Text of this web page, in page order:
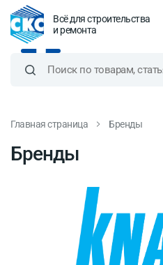
Всё для строительства
и ремонта
Главная страница Бренды
Бренды